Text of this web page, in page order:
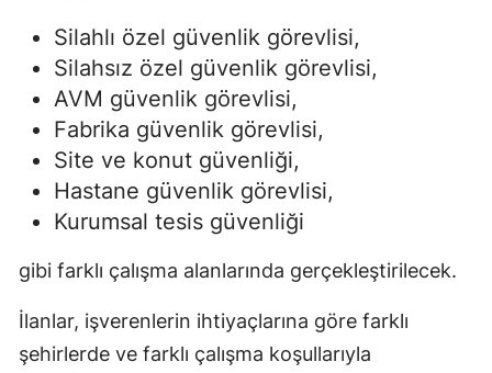
Silahlı özel güvenlik görevlisi,
Silahsız özel güvenlik görevlisi,
AVM güvenlik görevlisi,
Fabrika güvenlik görevlisi,
Site ve konut güvenliği,
Hastane güvenlik görevlisi,
Kurumsal tesis güvenliği
gibi farklı çalışma alanlarında gerçekleştirilecek.
İlanlar, işverenlerin ihtiyaçlarına göre farklı
şehirlerde ve farklı çalışma koşullarıyla